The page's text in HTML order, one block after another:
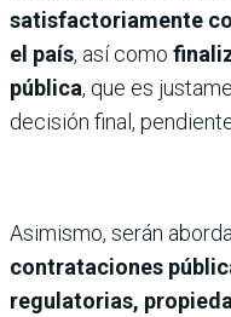
satisfactoriamente
el país, así como
pública, que es
decisión final,
Asimismo, serán
contrataciones
regulatorias,